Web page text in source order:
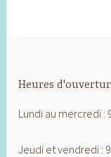
Heures
Lundi au mercredi :
Jeudi et vendredi :